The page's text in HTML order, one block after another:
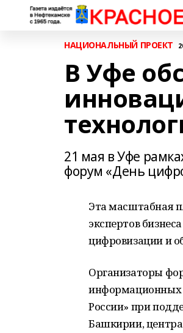
НАЦИОНАЛЬНЫЙ ПРОЕКТ
В Уфе
21 мая в Уфе
форум «День
Эта масштабная
экспертов
цифровизации и
Организаторы
информационных
России» при
Башкирии,